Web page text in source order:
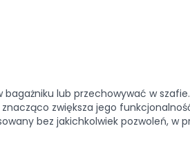
bagażniku lub przechowywać w szafie.
zwiększa jego
bez jakichkolwiek pozwoleń, w